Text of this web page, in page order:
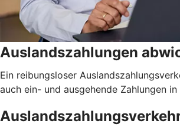
Auslandszahlungen
Ein reibungsloser
auch ein- und ausgehende Zahlungen